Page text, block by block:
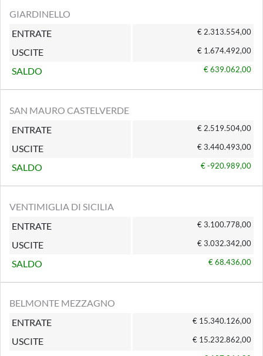
GIARDINELLO
ENTRATE
€ 2.313.554,00
USCITE € 1.674.492,00
SALDO € 639.062,00
SAN MAURO CASTELVERDE
ENTRATE
€ 2.519.504,00
USCITE € 3.440.493,00
SALDO € -920.989,00
VENTIMIGLIA DI SICILIA
ENTRATE
€ 3.100.778,00
USCITE € 3.032.342,00
SALDO € 68.436,00
BELMONTE MEZZAGNO
ENTRATE
€ 15.340.126,00
USCITE € 15.232.862,00